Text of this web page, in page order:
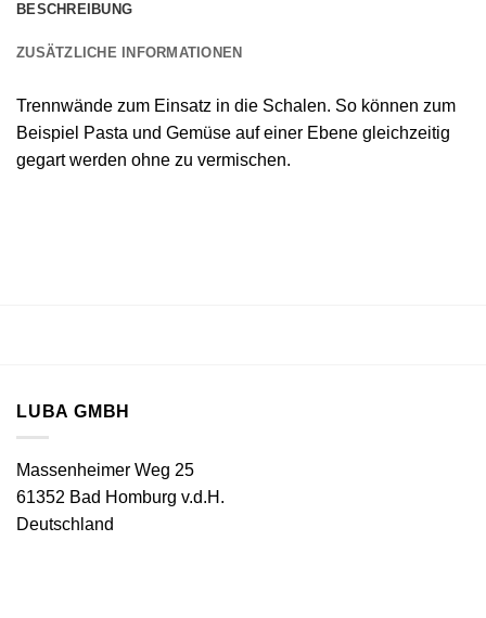
BESCHREIBUNG
ZUSÄTZLICHE INFORMATIONEN
Trennwände zum Einsatz in die Schalen. So können zum
Beispiel Pasta und Gemüse auf einer Ebene gleichzeitig
gegart werden ohne zu vermischen.
LUBA GMBH
Massenheimer Weg 25
61352 Bad Homburg v.d.H.
Deutschland